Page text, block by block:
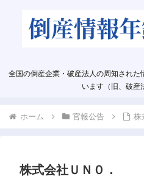
全国の倒産企業・破産法人の周知され
います（旧、破産
ホーム 官報公告 株
株式会社ＵＮ０．